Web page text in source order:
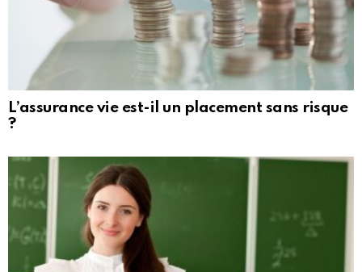
L’assurance vie est-il un placement sans risque
?